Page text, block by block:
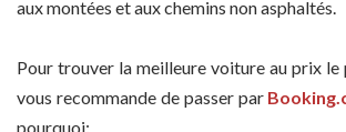
aux montées et aux chemins non asphaltés.
Pour trouver la meilleure voiture au prix le
vous recommande de passer par
pourquoi: